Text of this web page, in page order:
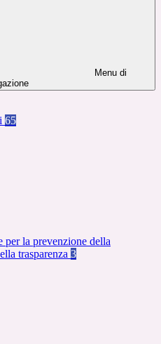
Menu di
65
per la prevenzione della
trasparenza 3